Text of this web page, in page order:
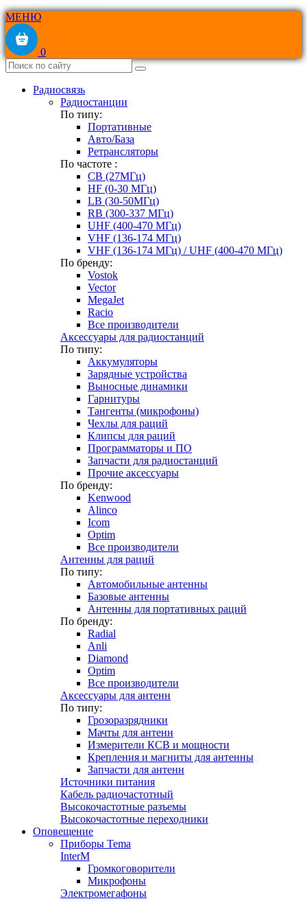
МЕНЮ
0
Радиосвязь
Радиостанции
По типу:
Портативные
Авто/База
Ретрансляторы
По частоте :
CB (27МГц)
HF (0-30 МГц)
LB (30-50МГц)
RB (300-337 МГц)
UHF (400-470 МГц)
VHF (136-174 МГц)
VHF (136-174 МГц) / UHF (400-470 МГц)
По бренду:
Vostok
Vector
MegaJet
Racio
Все производители
Аксессуары для радиостанций
По типу:
Аккумуляторы
Зарядные устройства
Выносные динамики
Гарнитуры
Тангенты (микрофоны)
Чехлы для раций
Клипсы для раций
Программаторы и ПО
Запчасти для радиостанций
Прочие аксессуары
По бренду:
Kenwood
Alinco
Icom
Optim
Все производители
Антенны для раций
По типу:
Автомобильные антенны
Базовые антенны
Антенны для портативных раций
По бренду:
Radial
Anli
Diamond
Optim
Все производители
Аксессуары для антенн
По типу:
Грозоразрядники
Мачты для антенн
Измерители КСВ и мощности
Крепления и магниты для антенны
Запчасти для антенн
Источники питания
Кабель радиочастотный
Высокочастотные разъемы
Высокочастотные переходники
Оповещение
Приборы Tema
InterM
Громкоговорители
Микрофоны
Электромегафоны